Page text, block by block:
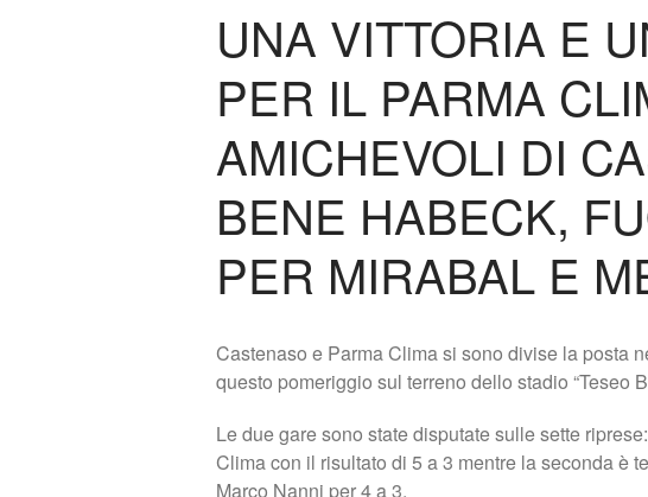
UNA VITTORIA E
PER IL PARMA
AMICHEVOLI DI
BENE HABECK,
PER MIRABAL E
Castenaso e Parma Clima si sono divise la posta
questo pomeriggio sul terreno dello stadio “Teseo
Le due gare sono state disputate sulle sette
Clima con il risultato di 5 a 3 mentre la seconda è
Marco Nanni per 4 a 3.